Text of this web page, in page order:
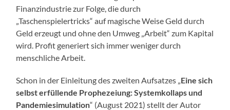
Finanzindustrie zur Folge, die durch
„Taschenspielertricks“ auf magische Weise Geld durch
Geld erzeugt und ohne den Umweg „Arbeit“ zum Kapital
wird. Profit generiert sich immer weniger durch
menschliche Arbeit.
Schon in der Einleitung des zweiten Aufsatzes „ Eine sich
selbst erfüllende Prophezeiung: Systemkollaps und
Pandemiesimulation“ (August 2021) stellt der Autor